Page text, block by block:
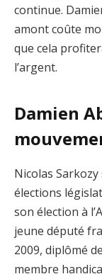
continue.
amont coûte
que cela
l’argent.
Damien
Nicolas Sarkozy
élections
son élection à
jeune député
2009, diplômé
membre